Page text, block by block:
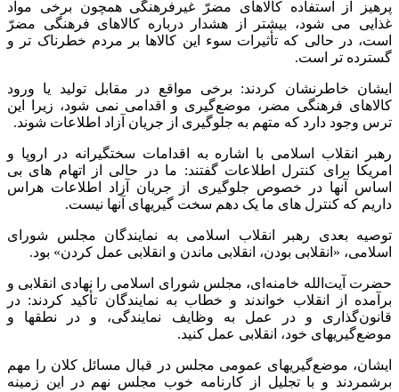
پرهیز از استفاده کالاهای مضرّ غیرفرهنگی همچون برخی مواد
غذایی می شود، بیشتر از هشدار درباره کالاهای فرهنگی مضرّ
است، در حالی که تأثیرات سوء این کالاها بر مردم خطرناک تر و
گسترده تر است.
ایشان خاطرنشان کردند: برخی مواقع در مقابل تولید یا ورود
کالاهای فرهنگی مضر، موضع‌گیری و اقدامی نمی شود، زیرا این
ترس وجود دارد که متهم به جلوگیری از جریان آزاد اطلاعات شوند.
رهبر انقلاب اسلامی با اشاره به اقدامات سختگیرانه در اروپا و
امریکا برای کنترل اطلاعات گفتند: ما در حالی از اتهام های بی
اساس آنها در خصوص جلوگیری از جریان آزاد اطلاعات هراس
داریم که کنترل های ما یک دهم سخت گیریهای آنها نیست.
توصیه بعدی رهبر انقلاب اسلامی به نمایندگان مجلس شورای
اسلامی، «انقلابی بودن، انقلابی ماندن و انقلابی عمل کردن» بود.
حضرت آیت‌الله خامنه‌ای، مجلس شورای اسلامی را نهادی انقلابی و
برآمده از انقلاب خواندند و خطاب به نمایندگان تأکید کردند: در
قانون‌گذاری و در عمل به وظایف نمایندگی، و در نطقها و
موضع‌گیریهای خود، انقلابی عمل کنید.
ایشان، موضع‌گیریهای عمومی مجلس در قبال مسائل کلان را مهم
برشمردند و با تجلیل از کارنامه خوب مجلس نهم در این زمینه